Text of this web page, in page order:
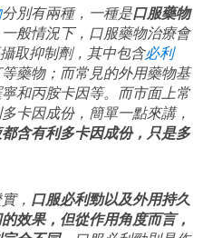
分別有兩種，一種是口服藥物
般情況下，口服藥物治療會
取抑制劑，其中包含必利
藥物；而常見的外用藥物基
和丙胺卡因等。而市面上常
卡因成份，簡單一點來講，
含有利多卡因成份，只是多
， 口服必利勁以及外用持久
效果，但從作用角度而言，